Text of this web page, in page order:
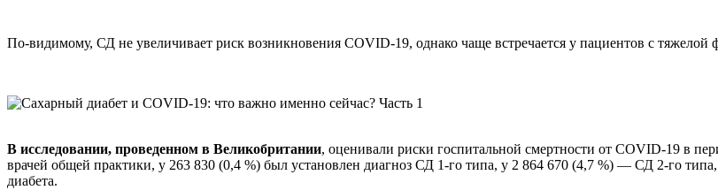
По-видимому, СД не увеличивает риск возникновения COVID-19, однако чаще встречается у пациентов с тяжелой
В исследовании, проведенном в Великобритании, оценивали риски госпитальной смертности от COVID-19 в
врачей общей практики, у 263 830 (0,4 %) был установлен диагноз СД 1-го типа, у 2 864 670 (4,7 %) — СД 2-го
диабета.